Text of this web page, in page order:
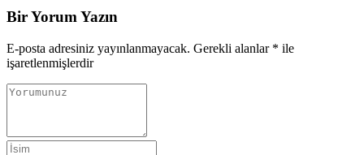
Bir Yorum Yazın
E-posta adresiniz yayınlanmayacak. Gerekli alanlar * ile
işaretlenmişlerdir